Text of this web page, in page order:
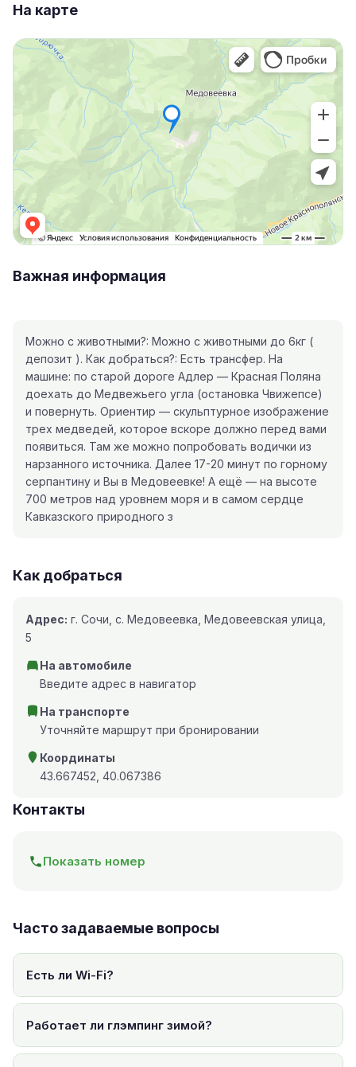
На карте
Важная информация
Можно с животными?: Можно с животными до 6кг (
депозит ). Как добраться?: Есть трансфер. На
машине: по старой дороге Адлер — Красная Поляна
доехать до Медвежьего угла (остановка Чвижепсе)
и повернуть. Ориентир — скульптурное изображение
трех медведей, которое вскоре должно перед вами
появиться. Там же можно попробовать водички из
нарзанного источника. Далее 17-20 минут по горному
серпантину и Вы в Медовеевке! А ещё — на высоте
700 метров над уровнем моря и в самом сердце
Кавказского природного з
Как добраться
Адрес: г. Сочи, с. Медовеевка, Медовеевская улица,
5
На автомобиле
Введите адрес в навигатор
На транспорте
Уточняйте маршрут при бронировании
Координаты
43.667452, 40.067386
Контакты
Показать номер
Часто задаваемые вопросы
Есть ли Wi-Fi?
Работает ли глэмпинг зимой?